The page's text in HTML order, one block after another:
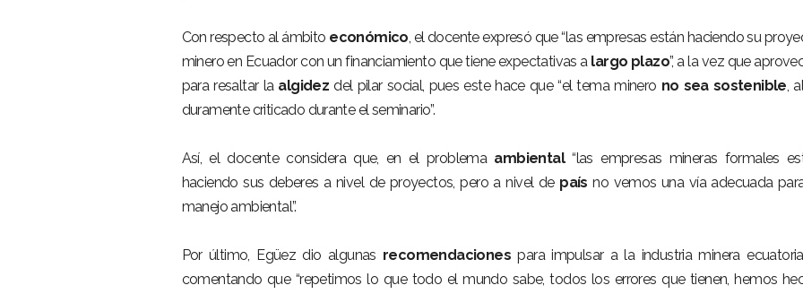
Con respecto al ámbito económico, el docente expresó que “las empresas están haciendo su
minero en Ecuador con un financiamiento que tiene expectativas a largo plazo”, a la vez que
para resaltar la algidez del pilar social, pues este hace que “el tema minero no sea sostenible,
duramente criticado durante el seminario”.
Así, el docente considera que, en el problema ambiental“las empresas mineras formales
haciendo sus deberes a nivel de proyectos, pero a nivel de país no vemos una vía adecuada
manejo ambiental”.
Por último, Egüez dio algunas recomendaciones para impulsar a la industria minera
comentando que “repetimos lo que todo el mundo sabe, todos los errores que tienen, hemos